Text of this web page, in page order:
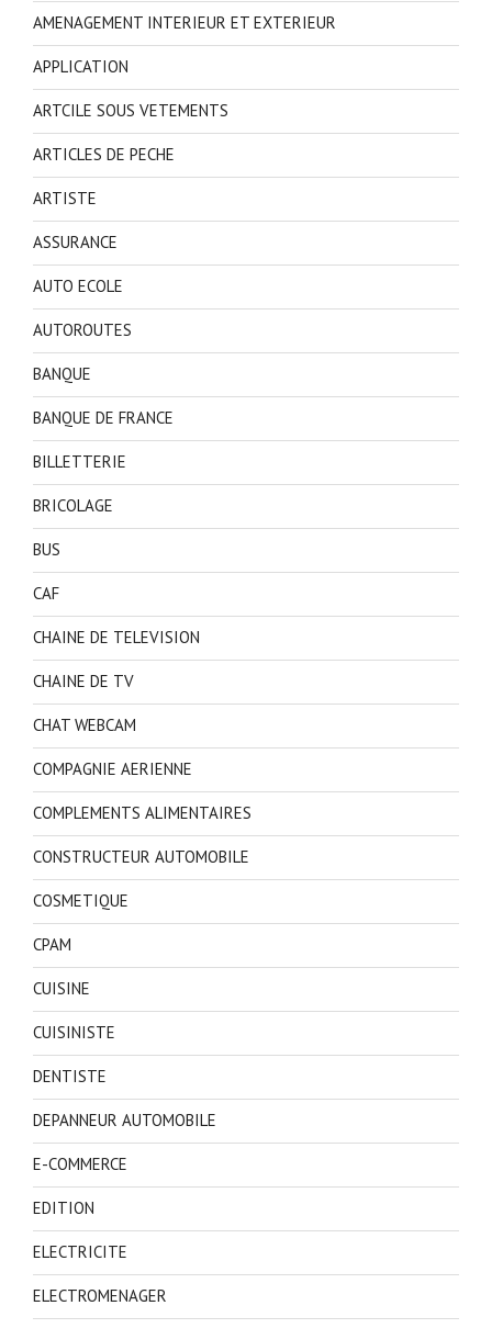
AMENAGEMENT INTERIEUR ET EXTERIEUR
APPLICATION
ARTCILE SOUS VETEMENTS
ARTICLES DE PECHE
ARTISTE
ASSURANCE
AUTO ECOLE
AUTOROUTES
BANQUE
BANQUE DE FRANCE
BILLETTERIE
BRICOLAGE
BUS
CAF
CHAINE DE TELEVISION
CHAINE DE TV
CHAT WEBCAM
COMPAGNIE AERIENNE
COMPLEMENTS ALIMENTAIRES
CONSTRUCTEUR AUTOMOBILE
COSMETIQUE
CPAM
CUISINE
CUISINISTE
DENTISTE
DEPANNEUR AUTOMOBILE
E-COMMERCE
EDITION
ELECTRICITE
ELECTROMENAGER